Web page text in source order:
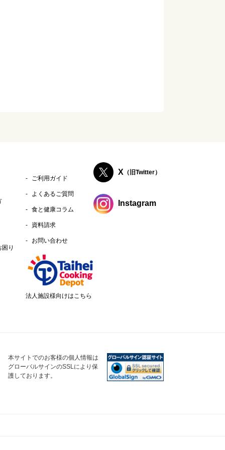
り
ご利用ガイド
よくあるご質問
食と健康コラム
資料請求
お問い合わせ
法人施設様向けはこちら
X （旧Twitter）
Instagram
本サイトでのお客様の個人情報は
グローバルサインのSSLにより保
護しております。